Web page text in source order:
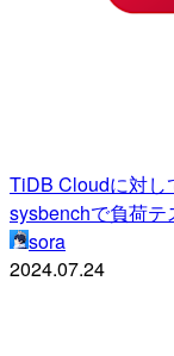
TiDB Cloudに対し
sysbenchで負荷テ
sora
2024.07.24